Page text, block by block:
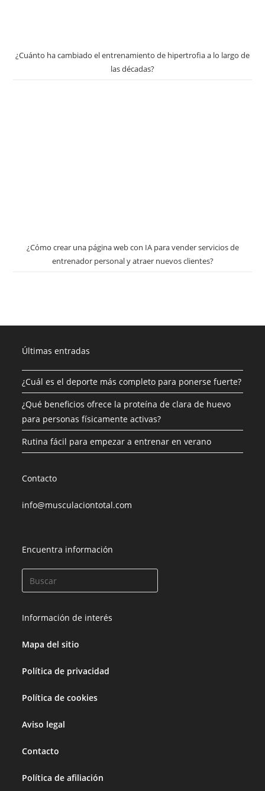
¿Cuánto ha cambiado el entrenamiento de hipertrofia a lo largo de
las décadas?
¿Cómo crear una página web con IA para vender servicios de
entrenador personal y atraer nuevos clientes?
Últimas entradas
¿Cuál es el deporte más completo para ponerse fuerte?
¿Qué beneficios ofrece la proteína de clara de huevo
para personas físicamente activas?
Rutina fácil para empezar a entrenar en verano
Contacto
info@musculaciontotal.com
Encuentra información
Información de interés
Mapa del sitio
Política de privacidad
Política de cookies
Aviso legal
Contacto
Política de afiliación